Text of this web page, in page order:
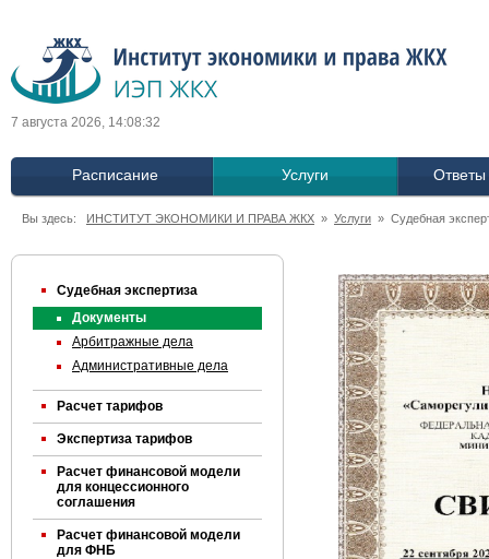
7 августа 2026, 14:08:33
Расписание Услуги
Вы здесь: ИНСТИТУТ ЭКОНОМИКИ И ПРАВА ЖКХ » Услуги » Судебная
Судебная экспертиза
Документы
Арбитражные дела
Административные дела
Расчет тарифов
Экспертиза тарифов
Расчет финансовой модели
для концессионного
соглашения
Расчет финансовой модели
для ФНБ